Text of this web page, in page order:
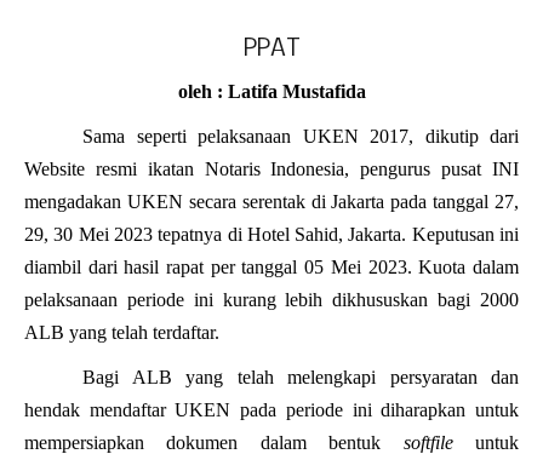
PPAT
oleh : Latifa Mustafida
Sama seperti pelaksanaan UKEN 2017, dikutip dari
Website resmi ikatan Notaris Indonesia, pengurus pusat INI
mengadakan UKEN secara serentak di Jakarta pada tanggal 27,
29, 30 Mei 2023 tepatnya di Hotel Sahid, Jakarta. Keputusan ini
diambil dari hasil rapat per tanggal 05 Mei 2023. Kuota dalam
pelaksanaan periode ini kurang lebih dikhususkan bagi 2000
ALB yang telah terdaftar.
Bagi ALB yang telah melengkapi persyaratan dan
hendak mendaftar UKEN pada periode ini diharapkan untuk
mempersiapkan dokumen dalam bentuk softfileuntuk